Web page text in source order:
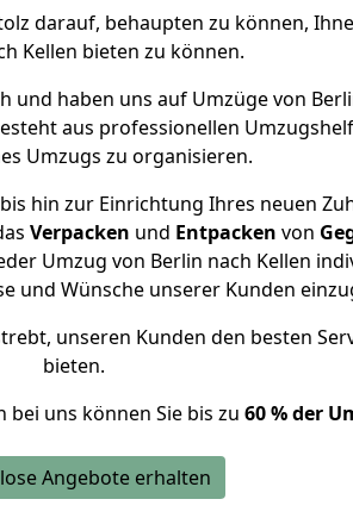
darauf, behaupten zu können,
Kellen bieten zu können.
und haben uns auf Umzüge von
aus professionellen
Umzugs zu organisieren.
hin zur Einrichtung Ihres neuen
Verpacken und Entpacken von
Umzug von Berlin nach Kellen
und Wünsche unserer Kunden
unseren Kunden den besten
bieten.
uns können Sie bis zu 60 % der
Angebote erhalten